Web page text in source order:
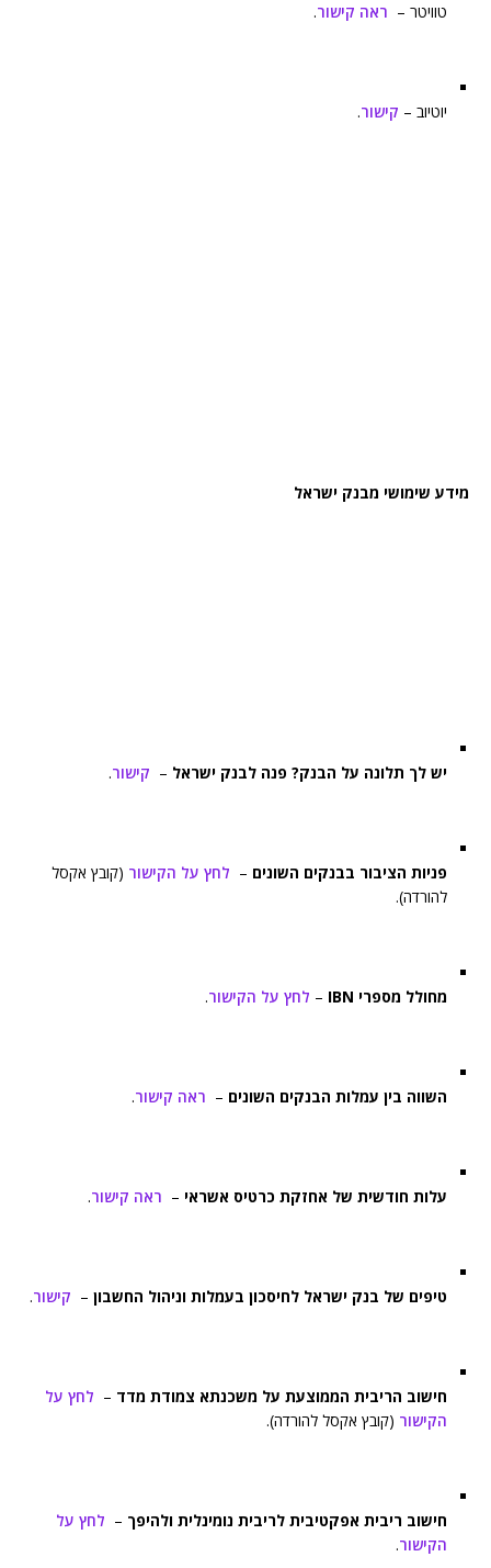
טוויטר – ראה קישור.
יוטיוב – קישור.
מידע שימושי מבנק ישראל
יש לך תלונה על הבנק? פנה לבנק ישראל – קישור.
פניות הציבור בבנקים השונים – לחץ על הקישור (קובץ אקסל
להורדה).
מחולל מספרי IBN – לחץ על הקישור.
השווה בין עמלות הבנקים השונים – ראה קישור.
עלות חודשית של אחזקת כרטיס אשראי – ראה קישור.
טיפים של בנק ישראל לחיסכון בעמלות וניהול החשבון – קישור.
חישוב הריבית הממוצעת על משכנתא צמודת מדד – לחץ על
הקישור (קובץ אקסל להורדה).
חישוב ריבית אפקטיבית לריבית נומינלית ולהיפך – לחץ על
הקישור.